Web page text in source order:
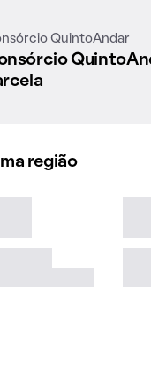
QuintoAndar
região